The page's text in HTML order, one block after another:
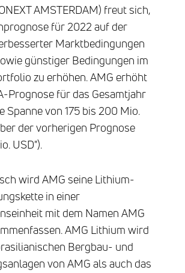
AMSTERDAM) freut sich,
für 2022 auf der
Marktbedingungen
günstiger Bedingungen im
zu erhöhen. AMG erhöht
Prognose für das Gesamtjahr
Spanne von 175 bis 200 Mio.
der vorherigen Prognose
USD").
wird AMG seine Lithium-
in einer
mit dem Namen AMG
AMG Lithium wird
Bergbau- und
von AMG als auch das